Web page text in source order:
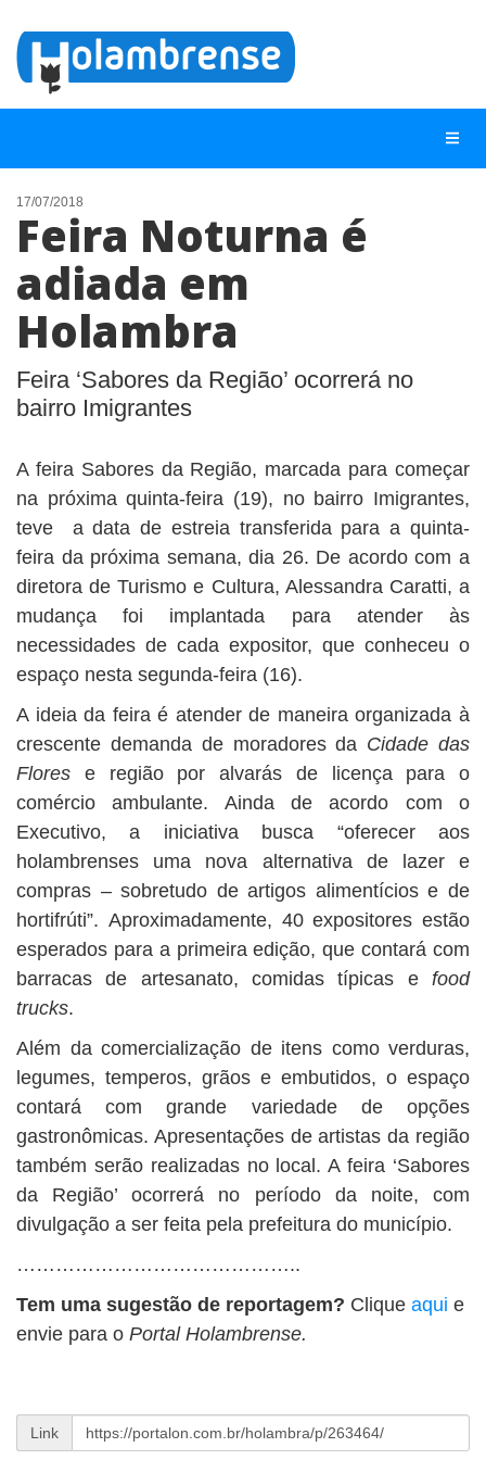
NOTÍCIAS
LISTA DIGITAL
TELEFONES ÚTEIS
ANUNCIE
17/07/2018
Feira Noturna é
adiada em
Holambra
Feira ‘Sabores da Região’ ocorrerá no
bairro Imigrantes
A feira Sabores da Região, marcada para começar
na próxima quinta-feira (19), no bairro Imigrantes,
teve a data de estreia transferida para a quinta-
feira da próxima semana, dia 26. De acordo com a
diretora de Turismo e Cultura, Alessandra Caratti, a
mudança foi implantada para atender às
necessidades de cada expositor, que conheceu o
espaço nesta segunda-feira (16).
A ideia da feira é atender de maneira organizada à
crescente demanda de moradores da Cidade das
Flores e região por alvarás de licença para o
comércio ambulante. Ainda de acordo com o
Executivo, a iniciativa busca “oferecer aos
holambrenses uma nova alternativa de lazer e
compras – sobretudo de artigos alimentícios e de
hortifrúti”. Aproximadamente, 40 expositores estão
esperados para a primeira edição, que contará com
barracas de artesanato, comidas típicas e food
trucks.
Além da comercialização de itens como verduras,
legumes, temperos, grãos e embutidos, o espaço
contará com grande variedade de opções
gastronômicas. Apresentações de artistas da região
também serão realizadas no local. A feira ‘Sabores
da Região’ ocorrerá no período da noite, com
divulgação a ser feita pela prefeitura do município.
……………………………………..
Tem uma sugestão de reportagem? Clique aqui e
envie para o Portal Holambrense.
Link